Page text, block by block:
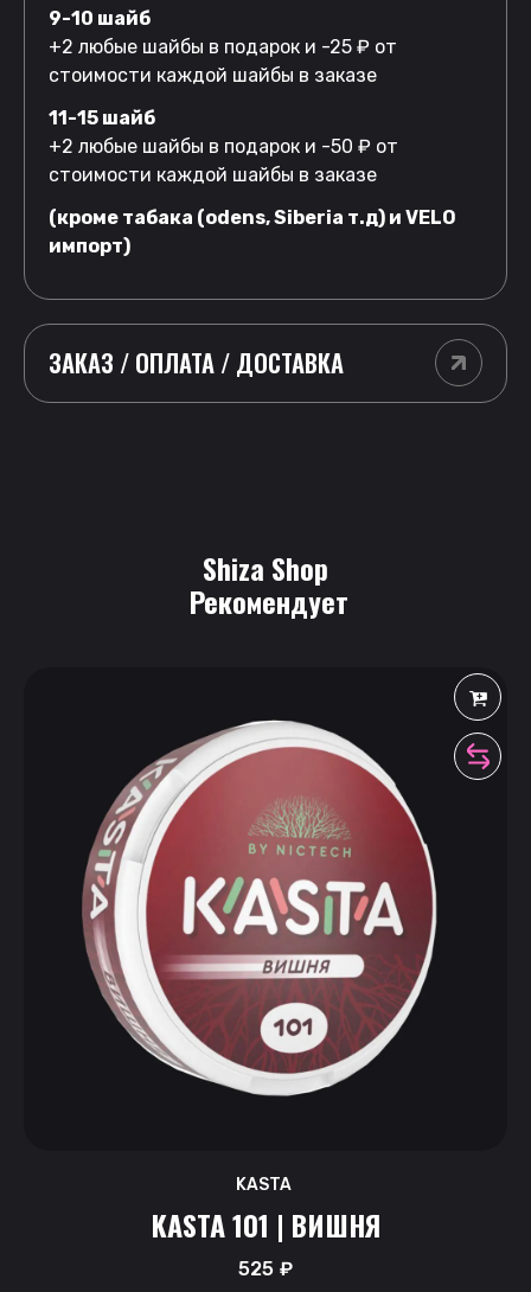
9-10 шайб
+2 любые шайбы в подарок и -25 ₽ от
стоимости каждой шайбы в заказе
11-15 шайб
+2 любые шайбы в подарок и -50 ₽ от
стоимости каждой шайбы в заказе
(кроме табака (odens, Siberia т.д) и VELO
импорт)
ЗАКАЗ / ОПЛАТА / ДОСТАВКА
Shiza Shop
Рекомендует
KASTA
KASTA 101 | ВИШНЯ
525₽